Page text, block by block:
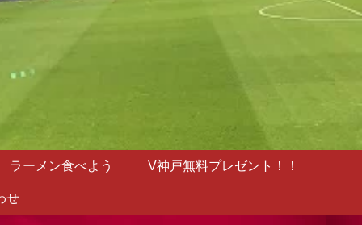
ラーメン食べよう V神戸無料プレゼント！！
せ